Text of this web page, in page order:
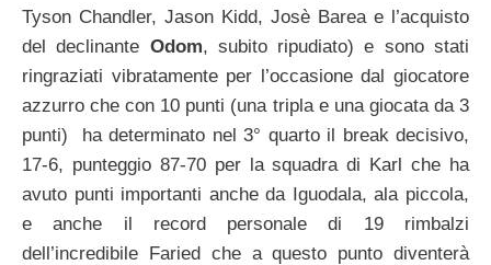
Tyson Chandler, Jason Kidd, Josè Barea e l’acquisto
del declinante Odom, subito ripudiato) e sono stati
ringraziati vibratamente per l’occasione dal giocatore
azzurro che con 10 punti (una tripla e una giocata da 3
punti) ha determinato nel 3° quarto il break decisivo,
17-6, punteggio 87-70 per la squadra di Karl che ha
avuto punti importanti anche da Iguodala, ala piccola,
e anche il record personale di 19 rimbalzi
dell’incredibile Faried che a questo punto diventerà